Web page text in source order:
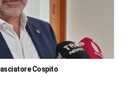
Cospito